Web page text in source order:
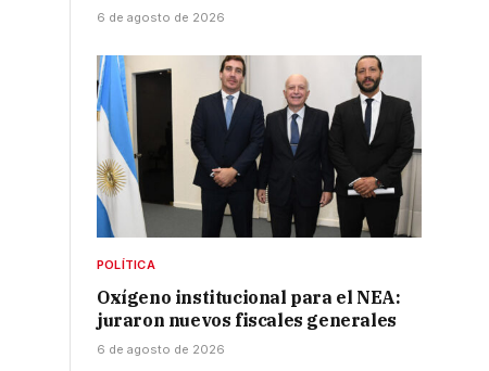
6 de agosto de 2026
POLÍTICA
Oxígeno institucional para el NEA:
juraron nuevos fiscales generales
6 de agosto de 2026